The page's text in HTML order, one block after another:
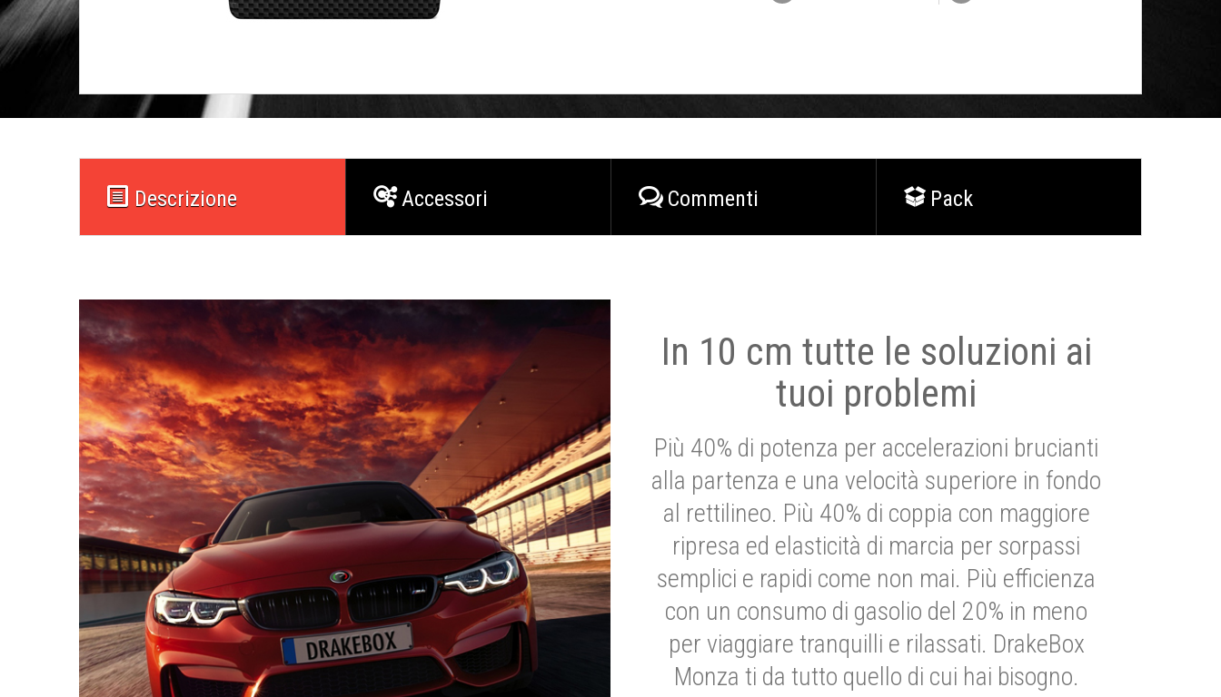
Descrizione Accessori Commenti Pack
In 10 cm tutte le soluzioni ai
tuoi problemi
Più 40% di potenza per accelerazioni brucianti
alla partenza e una velocità superiore in fondo
al rettilineo. Più 40% di coppia con maggiore
ripresa ed elasticità di marcia per sorpassi
semplici e rapidi come non mai. Più efficienza
con un consumo di gasolio del 20% in meno
per viaggiare tranquilli e rilassati. DrakeBox
Monza ti da tutto quello di cui hai bisogno.